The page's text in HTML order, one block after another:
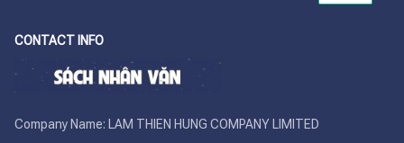
CONTACT INFO
Company Name: LAM THIEN HUNG COMPANY LIMITED